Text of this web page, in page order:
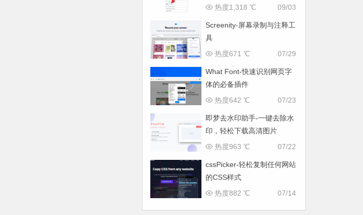
09/03
热度1,318 ℃
Screenity-屏幕录制与注释工
具
07/29
热度671 ℃
What Font-快速识别网页字
体的必备插件
07/23
热度642 ℃
即梦去水印助手-一键去除水
印，轻松下载高清图片
07/22
热度963 ℃
cssPicker-轻松复制任何网站
的CSS样式
07/14
热度882 ℃